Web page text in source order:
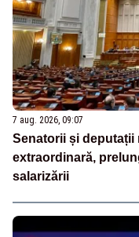
7 aug. 2026, 09:07
Senatorii și deputații
extraordinară,
salarizării